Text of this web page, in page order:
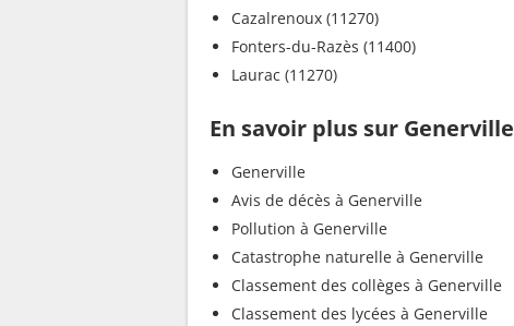
Cazalrenoux (11270)
Fonters-du-Razès (11400)
Laurac (11270)
En savoir plus sur Generville
Generville
Avis de décès à Generville
Pollution à Generville
Catastrophe naturelle à Generville
Classement des collèges à Generville
Classement des lycées à Generville